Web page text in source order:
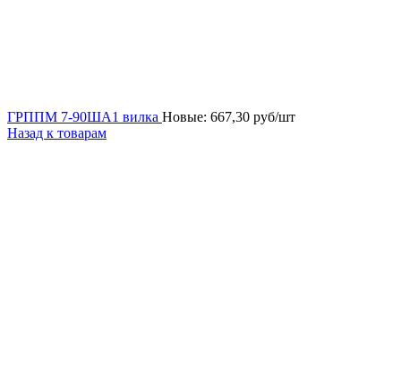
ГРППМ 7-90ША1 вилка Новые: 667,30 руб/шт
Назад к товарам